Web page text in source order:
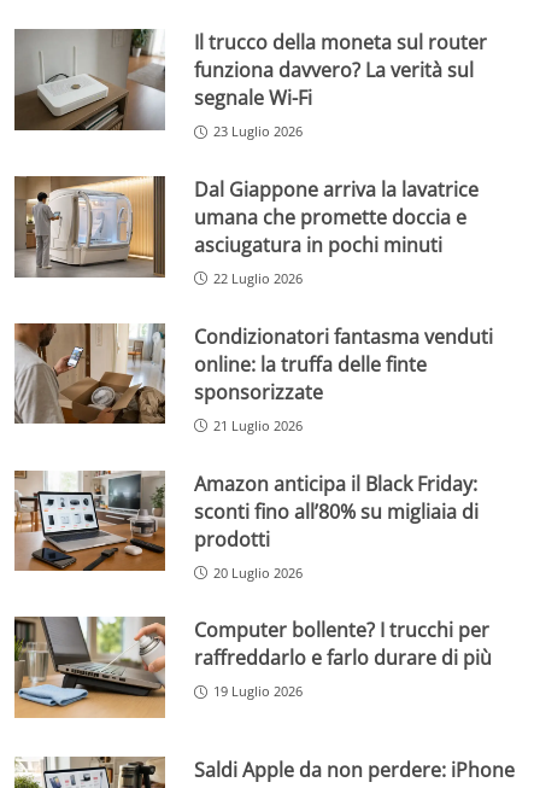
Il trucco della moneta sul router
funziona davvero? La verità sul
segnale Wi-Fi
23 Luglio 2026
Dal Giappone arriva la lavatrice
umana che promette doccia e
asciugatura in pochi minuti
22 Luglio 2026
Condizionatori fantasma venduti
online: la truffa delle finte
sponsorizzate
21 Luglio 2026
Amazon anticipa il Black Friday:
sconti fino all’80% su migliaia di
prodotti
20 Luglio 2026
Computer bollente? I trucchi per
raffreddarlo e farlo durare di più
19 Luglio 2026
Saldi Apple da non perdere: iPhone